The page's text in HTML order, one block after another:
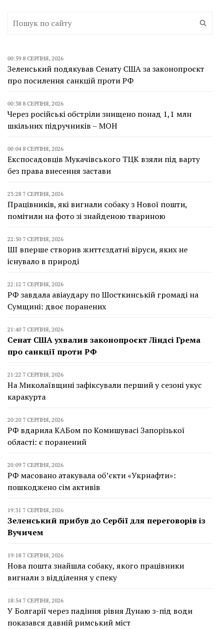
00:59 8 СЕРПНЯ, 2026
Зеленський подякував Сенату США за законопроєкт
про посилення санкцій проти РФ
00:38 8 СЕРПНЯ, 2026
Через російські обстріли знищено понад 1,1 млн
шкільних підручників – МОН
00:04 8 СЕРПНЯ, 2026
Експосадовців Мукачівського ТЦК взяли під варту
без права внесення застави
23:28 7 СЕРПНЯ, 2026
Працівників, які вигнали собаку з Нової пошти,
помітили на фото зі знайденою твариною
22:50 7 СЕРПНЯ, 2026
ШІ вперше створив життєздатні віруси, яких не
існувало в природі
22:12 7 СЕРПНЯ, 2026
РФ завдала авіаудару по Шосткинській громаді на
Сумщині: двоє поранених
21:40 7 СЕРПНЯ, 2026
Сенат США ухвалив законопроєкт Ліндсі Грема
про санкції проти РФ
21:22 7 СЕРПНЯ, 2026
На Миколаївщині зафіксували перший у сезоні укус
каракурта
20:20 7 СЕРПНЯ, 2026
РФ вдарила КАБом по Комишувасі Запорізької
області: є поранений
20:09 7 СЕРПНЯ, 2026
РФ масовано атакувала об’єкти «Укрнафти»:
пошкоджено сім активів
19:31 7 СЕРПНЯ, 2026
Зеленський прибув до Сербії для переговорів із
Вучичем
19:18 7 СЕРПНЯ, 2026
Нова пошта знайшла собаку, якого працівники
вигнали з відділення у спеку
18:54 7 СЕРПНЯ, 2026
У Болгарії через падіння рівня Дунаю з-під води
показався давній римський міст